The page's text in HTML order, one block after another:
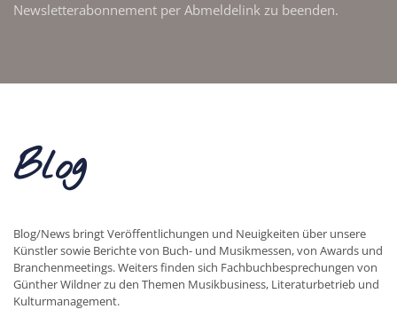
Newsletterabonnement per Abmeldelink zu beenden.
Blog
Blog/News bringt Veröffentlichungen und Neuigkeiten über unsere
Künstler sowie Berichte von Buch- und Musikmessen, von Awards und
Branchenmeetings. Weiters finden sich Fachbuchbesprechungen von
Günther Wildner zu den Themen Musikbusiness, Literaturbetrieb und
Kulturmanagement.